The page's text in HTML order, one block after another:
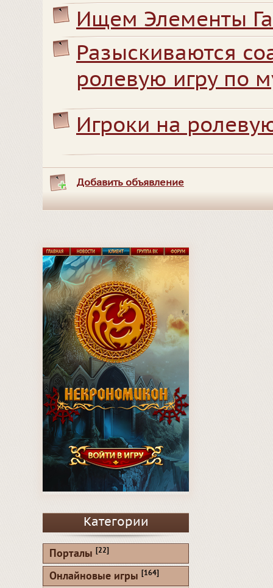
Ищем Элементы
Разыскиваются
ролевую игру по
Игроки на
Добавить объявление
Категории
Порталы [22]
Онлайновые игры [164]